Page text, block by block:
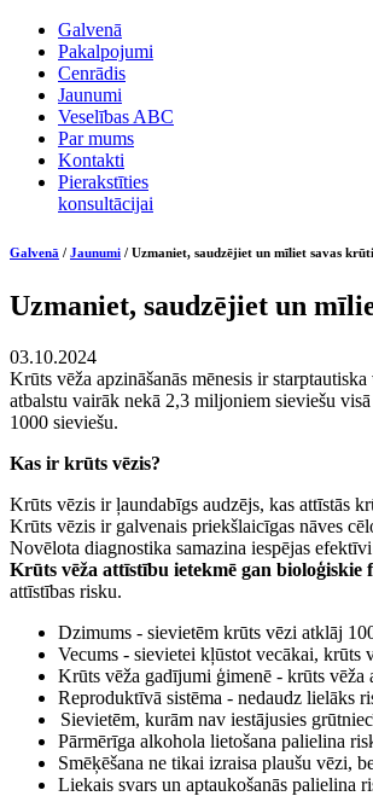
Galvenā
Pakalpojumi
Cenrādis
Jaunumi
Veselības ABC
Par mums
Kontakti
Pierakstīties
konsultācijai
Galvenā / Jaunumi / Uzmaniet, saudzējiet un mīliet savas
Uzmaniet, saudzējiet un
03.10.2024
Krūts vēža apzināšanās mēnesis ir
atbalstu vairāk nekā 2,3 miljoniem sieviešu
1000 sieviešu.
Kas ir krūts vēzis?
Krūts vēzis ir ļaundabīgs audzējs, kas attīstās
Krūts vēzis ir galvenais priekšlaicīgas nāves
Novēlota diagnostika samazina iespējas
Krūts vēža attīstību ietekmē gan
attīstības risku.
Dzimums - sievietēm krūts vēzi atklāj
Vecums - sievietei kļūstot vecākai, krūts
Krūts vēža gadījumi ģimenē - krūts vēža
Reproduktīvā sistēma - nedaudz lielāks
Sievietēm, kurām nav iestājusies
Pārmērīga alkohola lietošana palielina
Smēķēšana ne tikai izraisa plaušu vēzi,
Liekais svars un aptaukošanās palielina